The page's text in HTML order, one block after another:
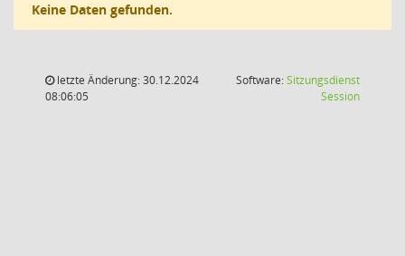
Keine Daten gefunden.
letzte Änderung: 30.12.2024
08:06:05
Software:Sitzungsdienst
Session(Wird in